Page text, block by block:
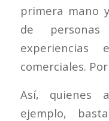
primera mano
de
experiencias
comerciales.
Así, quienes
ejemplo,